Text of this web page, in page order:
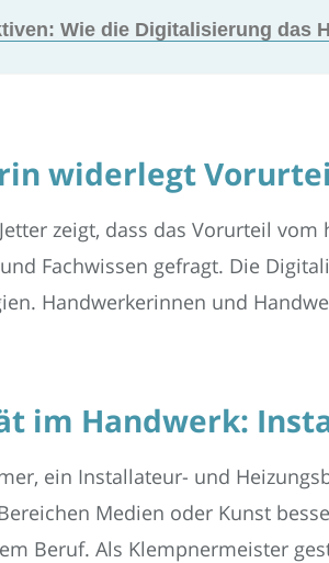
Wie die Digitalisierung das
widerlegt
zeigt, dass das Vorurteil
Fachwissen gefragt. Die
Handwerkerinnen und
im Handwerk:
ein Installateur- und
Medien oder Kunst
Beruf. Als Klempnermeister